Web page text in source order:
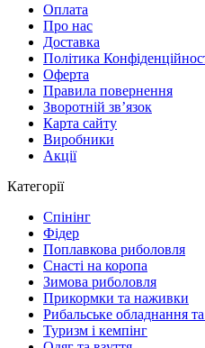
Оплата
Про нас
Доставка
Політика
Оферта
Правила повернення
Зворотній зв’язок
Карта сайту
Виробники
Акції
Категорії
Спінінг
Фідер
Поплавкова риболовля
Снасті на коропа
Зимова риболовля
Прикормки та наживки
Рибальське обладнання
Туризм і кемпінг